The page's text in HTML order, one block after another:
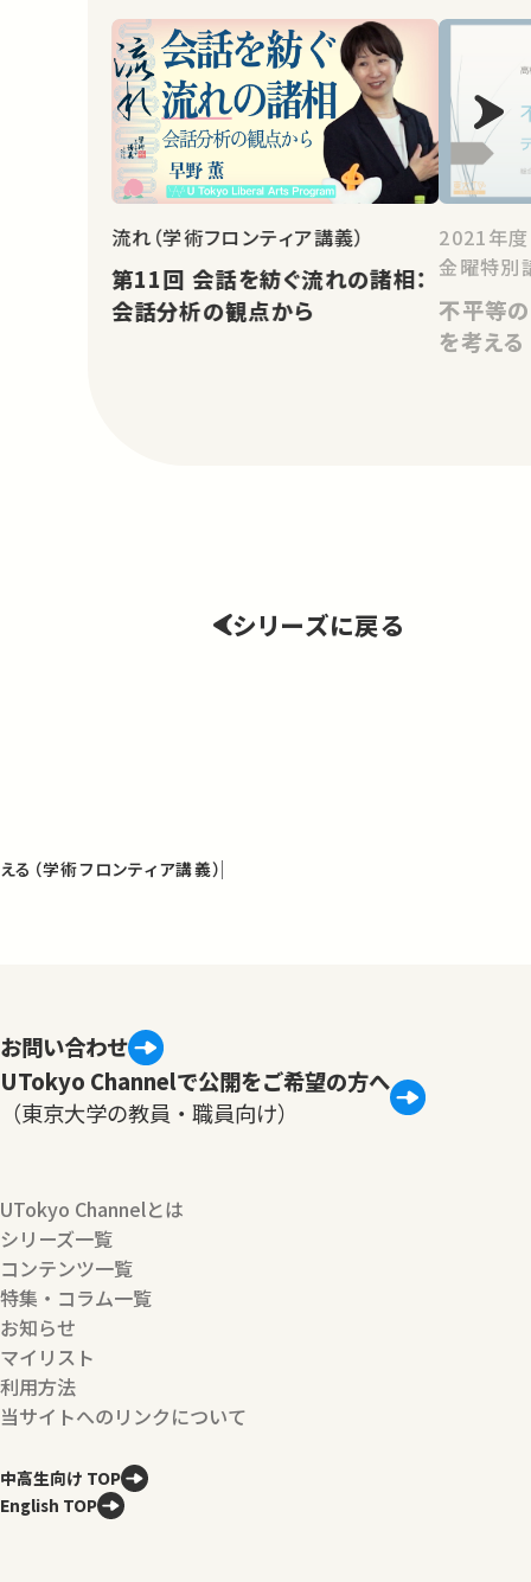
流れ（学術フロンティア講義）
第11回 会話を紡ぐ流れの諸相：
会話分析の観点から
2021年度
金曜特別
不平等
を考える
シリーズに戻る
（学術フロンティア講義）
お問い合わせ
UTokyo Channelで公開をご希望の方へ
（東京大学の教員・職員向け）
UTokyo Channelとは
シリーズ一覧
コンテンツ一覧
特集・コラム一覧
お知らせ
マイリスト
利用方法
当サイトへのリンクについて
中高生向け TOP
English TOP